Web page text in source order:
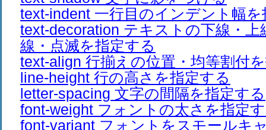
text-indent 一行目のインデント幅
text-decoration テキストの下線・上
線・点滅を指定する
text-align 行揃えの位置・均等割付
line-height 行の高さを指定する
letter-spacing 文字の間隔を指定する
font-weight フォントの太さを指定
font-variant フォントをスモールキ